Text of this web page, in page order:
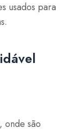
usados para
onde são